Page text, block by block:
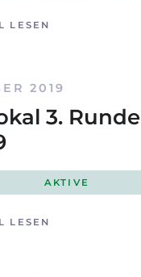
LESEN
2019
3. Runde
AKTIVE
LESEN